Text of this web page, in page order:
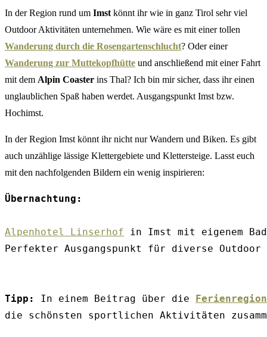
In der Region rund um Imst könnt ihr wie in ganz Tirol sehr viel
Outdoor Aktivitäten unternehmen. Wie wäre es mit einer tollen
Wanderung durch die Rosengartenschlucht? Oder einer
Wanderung zur Muttekopfhütte und anschließend mit einer Fahrt
mit dem Alpin Coaster ins Thal? Ich bin mir sicher, dass ihr einen
unglaublichen Spaß haben werdet. Ausgangspunkt Imst bzw.
Hochimst.
In der Region Imst könnt ihr nicht nur Wandern und Biken. Es gibt
auch unzählige lässige Klettergebiete und Klettersteige. Lasst euch
mit den nachfolgenden Bildern ein wenig inspirieren:
Übernachtung:
Alpenhotel Linserhof in Imst mit eigenem
Perfekter Ausgangspunkt für diverse
Tipp: In einem Beitrag über die